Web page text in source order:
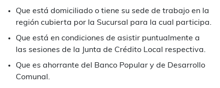
Que está domiciliado o tiene su sede de trabajo en la
región cubierta por la Sucursal para la cual participa.
Que está en condiciones de asistir puntualmente a
las sesiones de la Junta de Crédito Local respectiva.
Que es ahorrante del Banco Popular y de Desarrollo
Comunal.